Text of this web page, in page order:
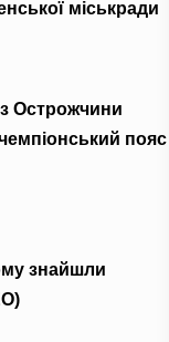
міськради
Острожчини
пояс
знайшли